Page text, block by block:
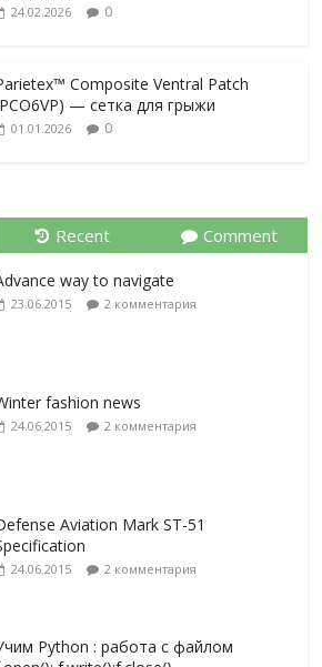
24.02.2026 0
Composite Ventral Patch
— сетка для грыжи
01.01.2026 0
Recent Comment
way to navigate
23.06.2015 2 комментария
fashion news
24.06.2015 2 комментария
Aviation Mark ST-51
24.06.2015 2 комментария
Python : работа с файлом